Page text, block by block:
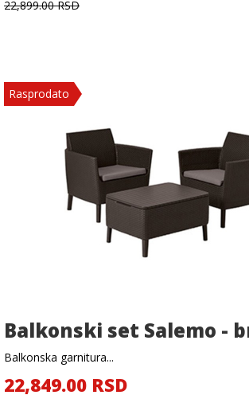
22,899.00 RSD
Rasprodato
Balkonski set Salemo -
Balkonska garnitura...
22,849.00 RSD